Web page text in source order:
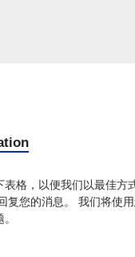
表格，以便我们以最佳方
复您的消息。 我们将使